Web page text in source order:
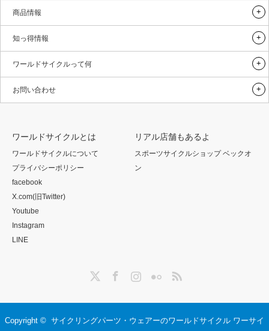
商品情報
知っ得情報
ワールドサイクルって何
お問い合わせ
ワールドサイクルとは
ワールドサイクルについて
プライバシーポリシー
facebook
X.com(旧Twitter)
Youtube
Instagram
LINE
リアル店舗もあるよ
スポーツサイクルショップ ベックオ
ン
InstagramFlickr RSS
Copyright © サイクリングパーツ・ウェアーのワールドサイクル ワーサイ